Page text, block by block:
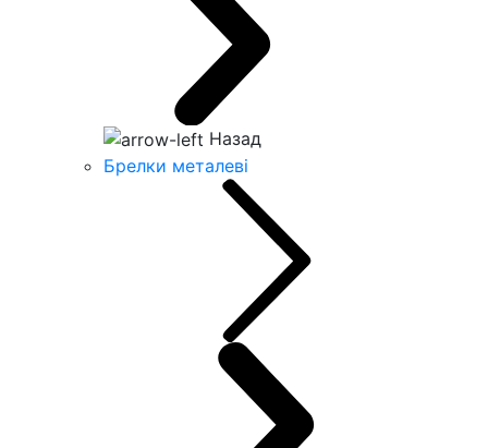
Назад
Брелки металеві